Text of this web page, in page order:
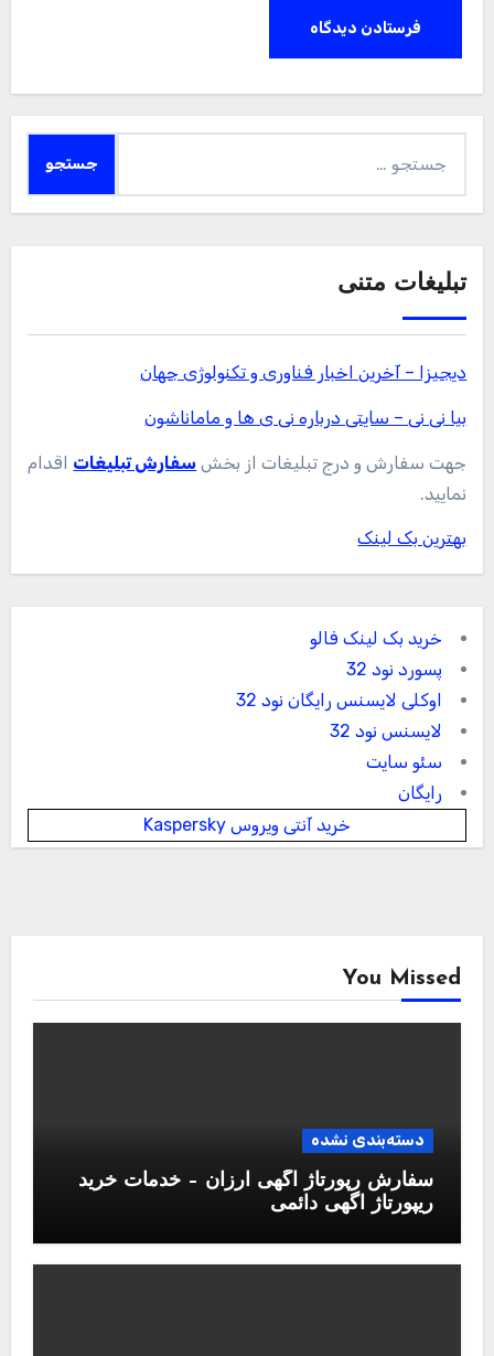
برای:
تبلیغات متنی
دیجیزا – آخرین اخبار فناوری و تکنولوژی جهان
بیا نی نی – سایتی درباره نی ی ها و ماماناشون
جهت سفارش و درج تبلیغات از بخش سفارش تبلیغات اقدام
نمایید.
بهترین بک لینک
خرید بک لینک فالو
پسورد نود 32
اوکلی لایسنس رایگان نود 32
لایسنس نود 32
سئو سایت
رایگان
خرید آنتی ویروس Kaspersky
You Missed
دسته‌بندی نشده
سفارش رپورتاژ آگهی ارزان – خدمات خرید
ریپورتاژ اگهی دائمی